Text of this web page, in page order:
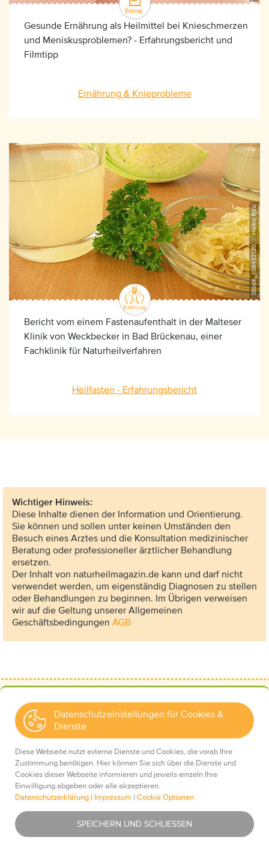
Gesunde Ernährung als Heilmittel bei Knieschmerzen
und Meniskusproblemen? - Erfahrungsbericht und
Filmtipp
Ernährung & Knieprobleme
iStock_158433126, ©Heike Rau
Bericht vom einem Fastenaufenthalt in der Malteser
Klinik von Weckbecker in Bad Brückenau, einer
Fachklinik für Naturheilverfahren
Heilfasten - Erfahrungsbericht
Wichtiger Hinweis:
Diese Inhalte dienen der Information und Orientierung.
Sie können und sollen unter keinen Umständen den
Besuch eines Arztes und die Konsultation medizinischer
Beratung oder professioneller ärztlicher Behandlung
ersetzen.
Der Inhalt von naturheilmagazin.de kann und darf nicht
verwendet werden, um eigenständig Diagnosen zu stellen
oder Behandlungen zu beginnen. Im Übrigen verweisen
wir auf die Geltung unserer Allgemeinen
Geschäftsbedingungen AGB
Mediadaten
Impressum
Datenschutz
Datenschutzeinstellungen für Cookies &
Dienste
Diese Webseite nutzt externe Dienste und Cookies, die vorab Ihre
Zustimmung benötigen. Hier können Sie sich über die Dienste und
Cookies dieser Webseite informieren und jeweils einzeln Ihre
Einwilligung abgeben oder alle akzeptieren.
Datenschutzerklärung | Impressum | Cookie Optionen
Was ist das?
SPEICHERN UND SCHLIESSEN